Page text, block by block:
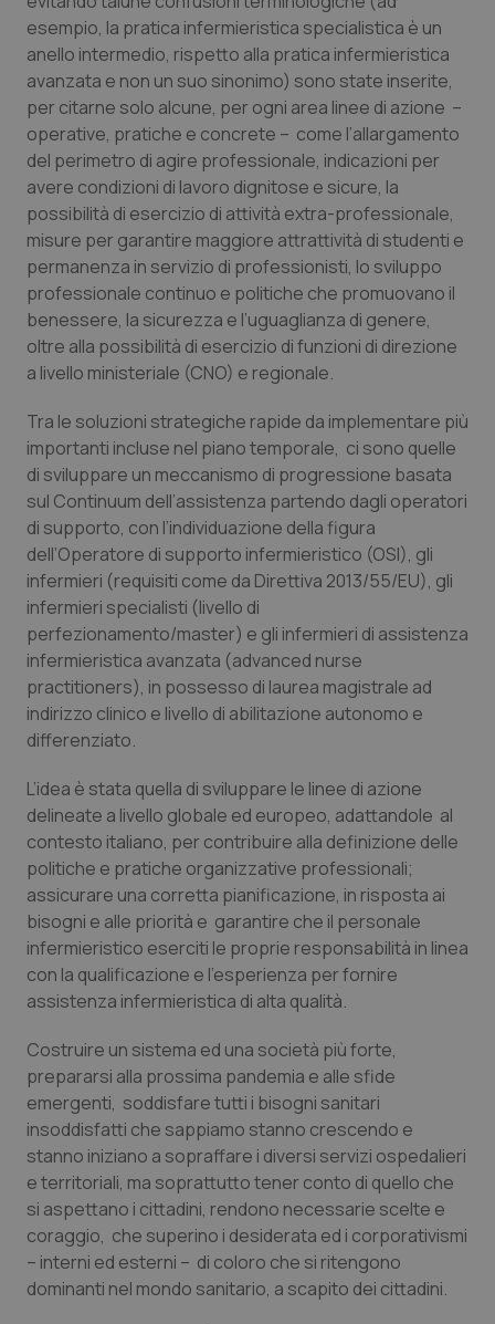
Piemonte
Provincia Autonoma di Bolzano
Provincia Autonoma di Trento
Puglia
Sardegna
Sicilia
Toscana
Umbria
Valle D’Aosta
Veneto
HIV
Infezioni & Febbre
Ipertensione & Scompenso
Malattie rare
Malattia di Crohn & Rettocolite Ulcerosa
Neuroscienze & patologie neurodegenerative
Obesità
Oftalmologia
Oncodermatologia
Oncoematologia
Oncologia & Nutrizione
Psoriasi & pelle
Quotidiano Cardiologia
Quotidiano Oncologia
Quotidiano Pediatria
Rene & patologie urogenitali
Salute orale & impianti
Sangue & coagulazione
Tiroide
Tumore al seno
Tumore ovarico
Tumori del Polmone & Testa Collo
esempio, la pratica infermieristica specialistica è un
anello intermedio, rispetto alla pratica infermieristica
avanzata e non un suo sinonimo) sono state inserite,
per citarne solo alcune, per ogni area linee di azione –
operative, pratiche e concrete – come l’allargamento
del perimetro di agire professionale, indicazioni per
avere condizioni di lavoro dignitose e sicure, la
possibilità di esercizio di attività extra-professionale,
misure per garantire maggiore attrattività di studenti e
permanenza in servizio di professionisti, lo sviluppo
professionale continuo e politiche che promuovano il
benessere, la sicurezza e l’uguaglianza di genere,
oltre alla possibilità di esercizio di funzioni di direzione
a livello ministeriale (CNO) e regionale.
Tra le soluzioni strategiche rapide da implementare più
importanti incluse nel piano temporale, ci sono quelle
di sviluppare un meccanismo di progressione basata
sul Continuum dell’assistenza partendo dagli operatori
di supporto, con l’individuazione della figura
dell’Operatore di supporto infermieristico (OSI), gli
infermieri (requisiti come da Direttiva 2013/55/EU), gli
infermieri specialisti (livello di
perfezionamento/master) e gli infermieri di assistenza
infermieristica avanzata (advanced nurse
practitioners), in possesso di laurea magistrale ad
indirizzo clinico e livello di abilitazione autonomo e
differenziato.
L’idea è stata quella di sviluppare le linee di azione
delineate a livello globale ed europeo, adattandole al
contesto italiano, per contribuire alla definizione delle
politiche e pratiche organizzative professionali;
assicurare una corretta pianificazione, in risposta ai
bisogni e alle priorità e garantire che il personale
infermieristico eserciti le proprie responsabilità in linea
con la qualificazione e l’esperienza per fornire
assistenza infermieristica di alta qualità.
Costruire un sistema ed una società più forte,
prepararsi alla prossima pandemia e alle sfide
emergenti, soddisfare tutti i bisogni sanitari
insoddisfatti che sappiamo stanno crescendo e
stanno iniziano a sopraffare i diversi servizi ospedalieri
e territoriali, ma soprattutto tener conto di quello che
si aspettano i cittadini, rendono necessarie scelte e
coraggio, che superino i desiderata ed i corporativismi
– interni ed esterni – di coloro che si ritengono
dominanti nel mondo sanitario, a scapito dei cittadini.